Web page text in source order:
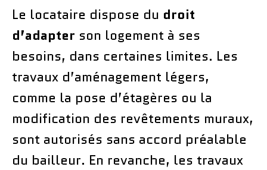
Le locataire dispose du droit
d’adapter son logement à ses
besoins, dans certaines limites. Les
travaux d’aménagement légers,
comme la pose d’étagères ou la
modification des revêtements muraux,
sont autorisés sans accord préalable
du bailleur. En revanche, les travaux